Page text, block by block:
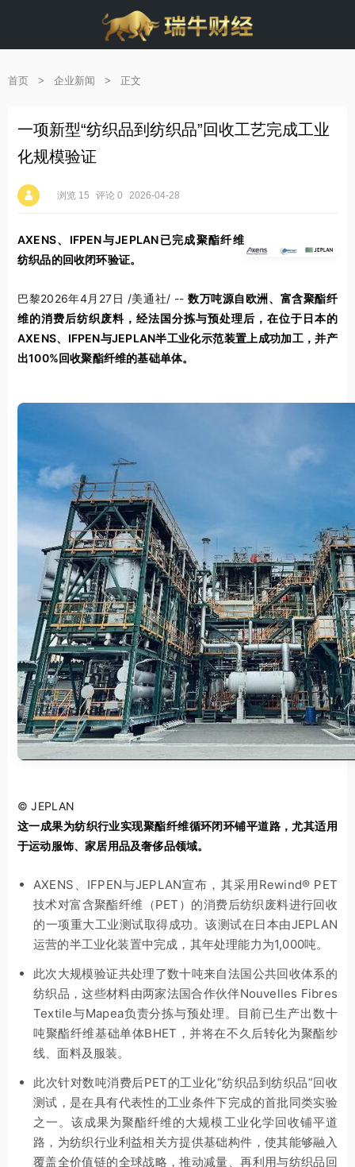
首页 > 企业新闻 > 正文
一项新型“纺织品到纺织品”回收工艺完成工业
化规模验证
浏览 15 评论 0 2026-04-28
AXENS、IFPEN与JEPLAN已完成聚酯纤维
纺织品的回收闭环验证。
巴黎2026年4月27日 /美通社/ -- 数万吨源自欧洲、富含聚酯纤
维的消费后纺织废料，经法国分拣与预处理后，在位于日本的
AXENS、IFPEN与JEPLAN半工业化示范装置上成功加工，并产
出100%回收聚酯纤维的基础单体。
© JEPLAN
这一成果为纺织行业实现聚酯纤维循环闭环铺平道路，尤其适用
于运动服饰、家居用品及奢侈品领域。
AXENS、IFPEN与JEPLAN宣布，其采用Rewind® PET
技术对富含聚酯纤维（PET）的消费后纺织废料进行回收
的一项重大工业测试取得成功。该测试在日本由JEPLAN
运营的半工业化装置中完成，其年处理能力为1,000吨。
此次大规模验证共处理了数十吨来自法国公共回收体系的
纺织品，这些材料由两家法国合作伙伴Nouvelles Fibres
Textile与Mapea负责分拣与预处理。目前已生产出数十
吨聚酯纤维基础单体BHET，并将在不久后转化为聚酯纱
线、面料及服装。
此次针对数吨消费后PET的工业化“纺织品到纺织品”回收
测试，是在具有代表性的工业条件下完成的首批同类实验
之一。该成果为聚酯纤维的大规模工业化学回收铺平道
路，为纺织行业利益相关方提供基础构件，使其能够融入
覆盖全价值链的全球战略，推动减量、再利用与纺织品回